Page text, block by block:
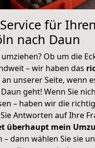
für
nach Daun
Ob um die
– wir haben das
an unserer Seite, wenn
geht! Wenn Sie
– haben wir die
Antworten auf Ihre
überhaupt mein
– dann wählen Sie sie